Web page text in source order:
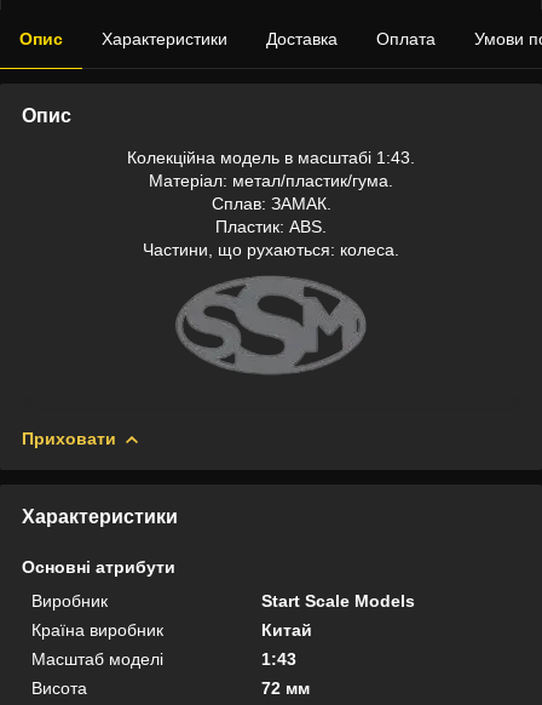
Опис Характеристики Доставка Оплата Умови
Опис
Колекційна модель в масштабі 1:43.
Матеріал: метал/пластик/гума.
Сплав: ЗАМАК.
Пластик: АВS.
Частини, що рухаються: колеса.
Приховати
Характеристики
Основні атрибути
Виробник
Start Scale Models
Країна виробник
Китай
Масштаб моделі
1:43
Висота
72 мм